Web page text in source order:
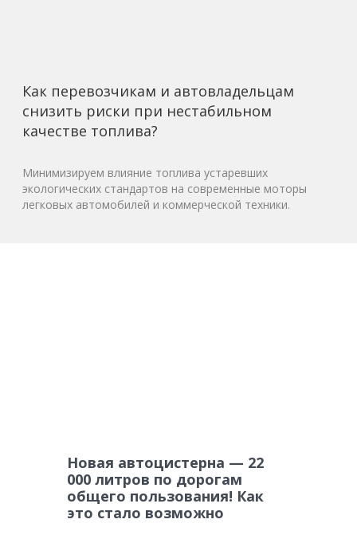
Как перевозчикам и автовладельцам
снизить риски при нестабильном
качестве топлива?
Минимизируем влияние топлива устаревших
экологических стандартов на современные моторы
легковых автомобилей и коммерческой техники.
Новая автоцистерна — 22
000 литров по дорогам
общего пользования! Как
это стало возможно